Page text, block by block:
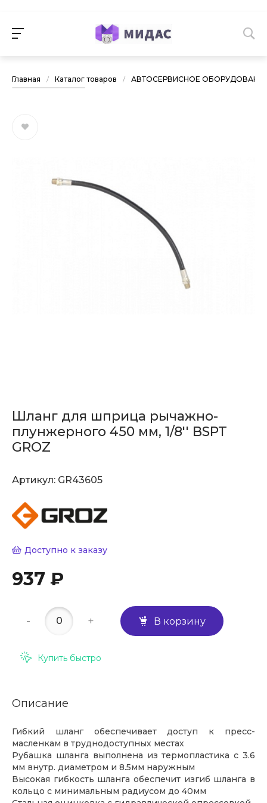
Главная / Каталог товаров / АВТОСЕРВИСНОЕ
Шланг для шприца рычажно-
плунжерного 450 мм, 1/8'' BSPT
GROZ
Артикул: GR43605
Доступно к заказу
937 ₽
- + В корзину
Купить быстро
Описание
Гибкий шланг обеспечивает доступ к пресс-
масленкам в труднодоступных местах
Рубашка шланга выполнена из термопластика с 3.6
мм внутр. диаметром и 8.5мм наружным
Высокая гибкость шланга обеспечит изгиб шланга в
кольцо с минимальным радиусом до 40мм